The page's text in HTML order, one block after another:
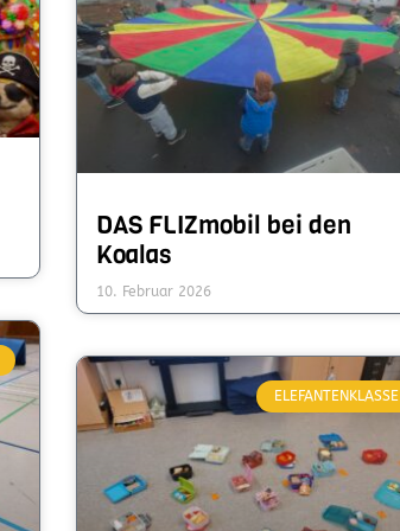
DAS FLIZmobil bei den
Koalas
10. Februar 2026
ELEFANTENKLASSE